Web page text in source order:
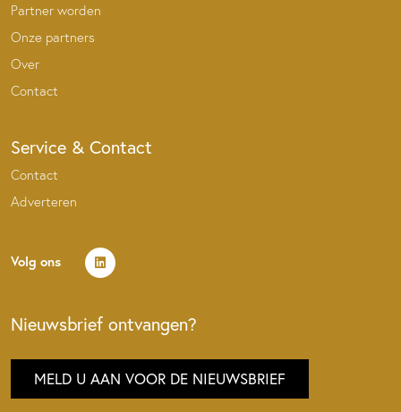
Partner worden
Onze partners
Over
Contact
Service & Contact
Contact
Adverteren
Volg ons
Nieuwsbrief ontvangen?
MELD U AAN VOOR DE NIEUWSBRIEF